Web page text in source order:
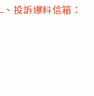
、投訴爆料信箱：